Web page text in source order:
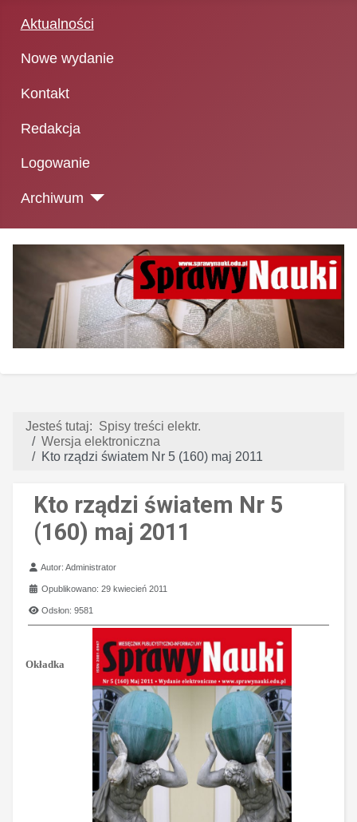
Aktualności
Nowe wydanie
Kontakt
Redakcja
Logowanie
Archiwum
Jesteś tutaj: Spisy treści elektr.
Wersja elektroniczna
Kto rządzi światem Nr 5 (160) maj 2011
Kto rządzi światem Nr 5
(160) maj 2011
Szczegóły
Autor:Administrator
Opublikowano: 29 kwiecień 2011
Odsłon: 9581
Okładka